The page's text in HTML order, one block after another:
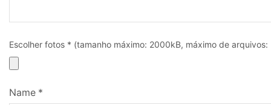
Escolher fotos * (tamanho máximo: 2000kB, máximo de arquivos:
Name *